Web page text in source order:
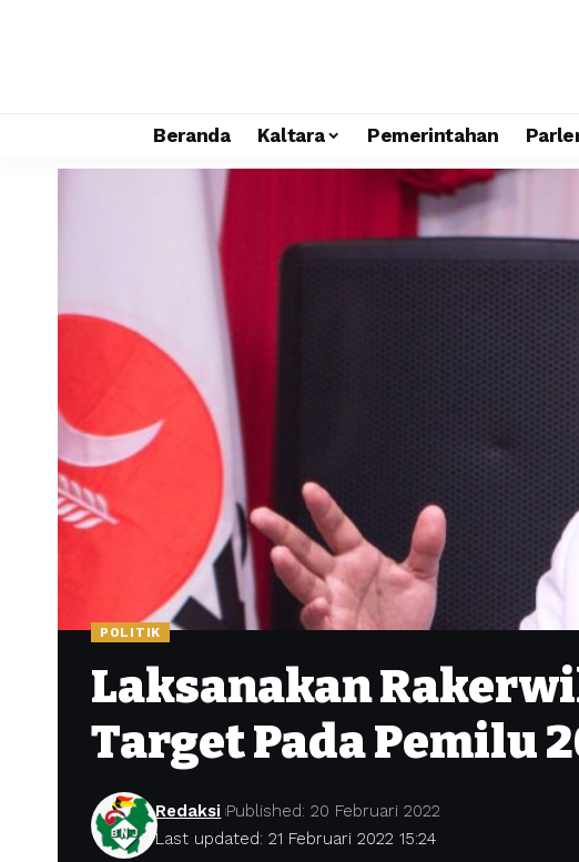
Beranda Kaltara Pemerintahan
POLITIK
Laksanakan
Target Pada Pemilu
Last updated: 21 Februari 2022 15:24
Redaksi Published: 20 Februari 2022